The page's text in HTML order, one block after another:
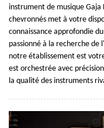
instrument de musique
chevronnés met à votre
connaissance approfondie
passionné à la recherche
notre établissement est
est orchestrée avec
la qualité des instruments